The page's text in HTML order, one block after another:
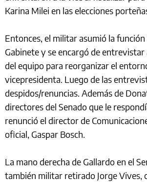
Karina Milei en las elecciones
Entonces, el militar asumió la
Gabinete y se encargó de
del equipo para reorganizar el
vicepresidenta. Luego de las
despidos/renuncias. Además de
directores del Senado que le
renunció el director de
oficial, Gaspar Bosch.
La mano derecha de Gallardo en el
también militar retirado Jorge Vives,